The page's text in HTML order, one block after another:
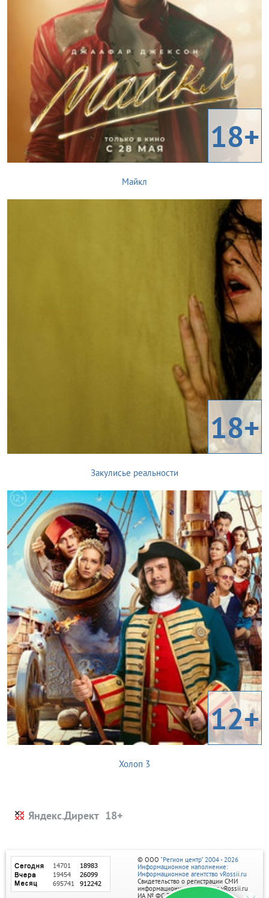
18+
Майкл
18+
Закулисье реальности
12+
Холоп 3
Яндекс.Директ
© ООО "Регион центр" 2004 - 2026
Информационное наполнение:
Информационное агентство vRossii.ru
Свидетельство о регистрации СМИ
информационного агентства vRossii.ru
ИА № ФС 77‑35502